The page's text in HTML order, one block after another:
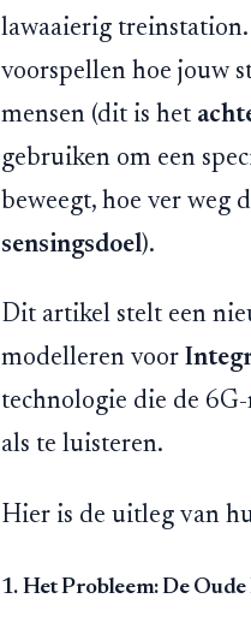
lawaaierig
voorspellen hoe jouw
mensen (dit is het
gebruiken om een
beweegt, hoe ver weg
sensingsdoel).
Dit artikel stelt een
modelleren voor
technologie die de
als te luisteren.
Hier is de uitleg van
1. Het Probleem: De